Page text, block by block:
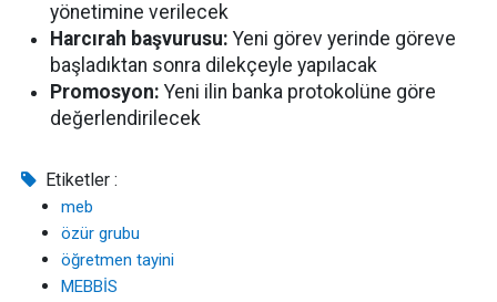
yönetimine verilecek
Harcırah başvurusu: Yeni görev yerinde göreve
başladıktan sonra dilekçeyle yapılacak
Promosyon: Yeni ilin banka protokolüne göre
değerlendirilecek
Etiketler :
meb
özür grubu
öğretmen tayini
MEBBİS